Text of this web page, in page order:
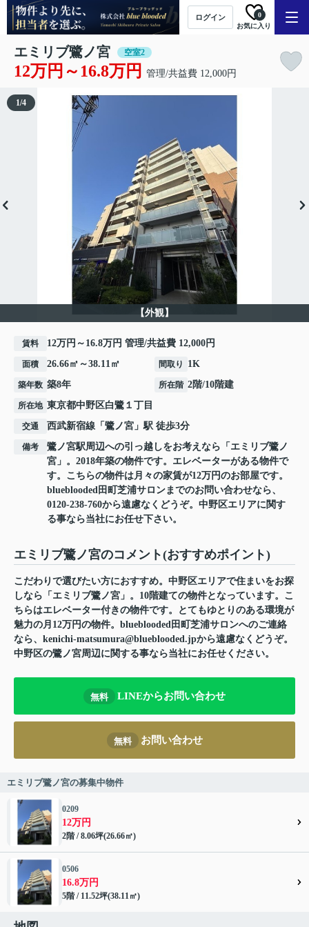
ログイン
お気に入り
0
エミリブ鷺ノ宮 空室2
12万円～16.8万円 管理/共益費 12,000円
【外観】
1/4
賃料 12万円～16.8万円 管理/共益費 12,000円
面積 26.66㎡～38.11㎡ 間取り 1K
築年数 築8年 所在階 2階/10階建
所在地 東京都中野区白鷺 １丁目
交通 西武新宿線 「 鷺ノ宮 」駅 徒歩3分
備考
鷺ノ宮駅周辺への引っ越しをお考えなら「エミリブ鷺ノ
宮」。2018年築の物件です。エレベーターがある物件で
す。こちらの物件は月々の家賃が12万円のお部屋です。
blueblooded田町芝浦サロンまでのお問い合わせなら、
0120-238-760から遠慮なくどうぞ。中野区エリアに関す
る事なら当社にお任せ下さい。
エミリブ鷺ノ宮のコメント(おすすめポイント)
こだわりで選びたい方におすすめ。中野区エリアで住まいをお探
しなら「エミリブ鷺ノ宮」。10階建ての物件となっています。こ
ちらはエレベーター付きの物件です。とてもゆとりのある環境が
魅力の月12万円の物件。blueblooded田町芝浦サロンへのご連絡
なら、kenichi-matsumura@blueblooded.jpから遠慮なくどうぞ。
中野区の鷺ノ宮周辺に関する事なら当社にお任せください。
無料 LINEからお問い合わせ
無料 お問い合わせ
エミリブ鷺ノ宮の募集中物件
0209
12万円
2階 / 8.06坪(26.66㎡)
0506
16.8万円
5階 / 11.52坪(38.11㎡)